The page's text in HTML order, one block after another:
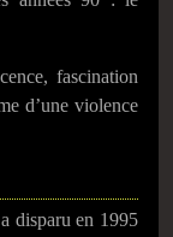
fascination
d’une violence
disparu en 1995